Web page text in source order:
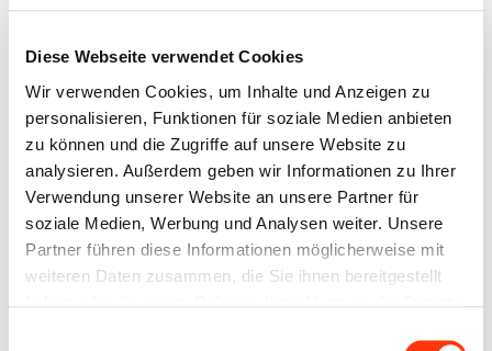
Diese Webseite verwendet Cookies
Wir verwenden Cookies, um Inhalte und Anzeigen zu
personalisieren, Funktionen für soziale Medien anbieten
zu können und die Zugriffe auf unsere Website zu
analysieren. Außerdem geben wir Informationen zu Ihrer
Verwendung unserer Website an unsere Partner für
soziale Medien, Werbung und Analysen weiter. Unsere
Partner führen diese Informationen möglicherweise mit
weiteren Daten zusammen, die Sie ihnen bereitgestellt
Gedanken um eine eingeschränkte
Fahrzeughöhe auf Campingplätzen,
Fähren und viele weitere Möglichkeiten
machen!
Außerdem verfügt der Ford Nugget
dank der drehbaren Fahrer- und
Beifahrersitze über weitere